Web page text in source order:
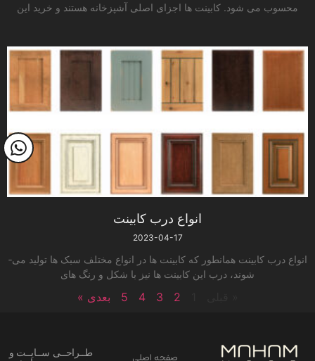
محسوب می ­شود. کابینت ­ها اجزای اصلی آشپزخانه هستند و خرید این
انواع درب کابینت
2023-04-17
انواع درب کابینت همانطور که کابینت ­ها در انواع مختلف سبک­ ها تولید می­
شوند، درب این کابینت­ ها نیز با شکل و رنگ­ های
2
3
4
5 بعدی »
طــراحــی ســایــت و